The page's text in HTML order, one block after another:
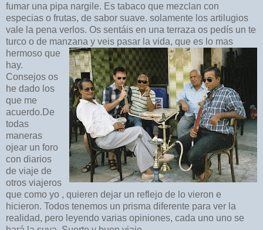
fumar una pipa nargile. Es tabaco que mezclan con
especias o frutas, de sabor suave. solamente los artilugios
vale la pena verlos. Os sentáis en una terraza os pedís un te
turco o de manzana y veis pasar la vida, que es lo mas
hermoso que
hay.
Consejos os
he dado los
que me
acuerdo.De
todas
maneras
ojear un foro
con diarios
de viaje de
otros viajeros
que como yo , quieren dejar un reflejo de lo vieron e
hicieron. Todos tenemos un prisma diferente para ver la
realidad, pero leyendo varias opiniones, cada uno uno se